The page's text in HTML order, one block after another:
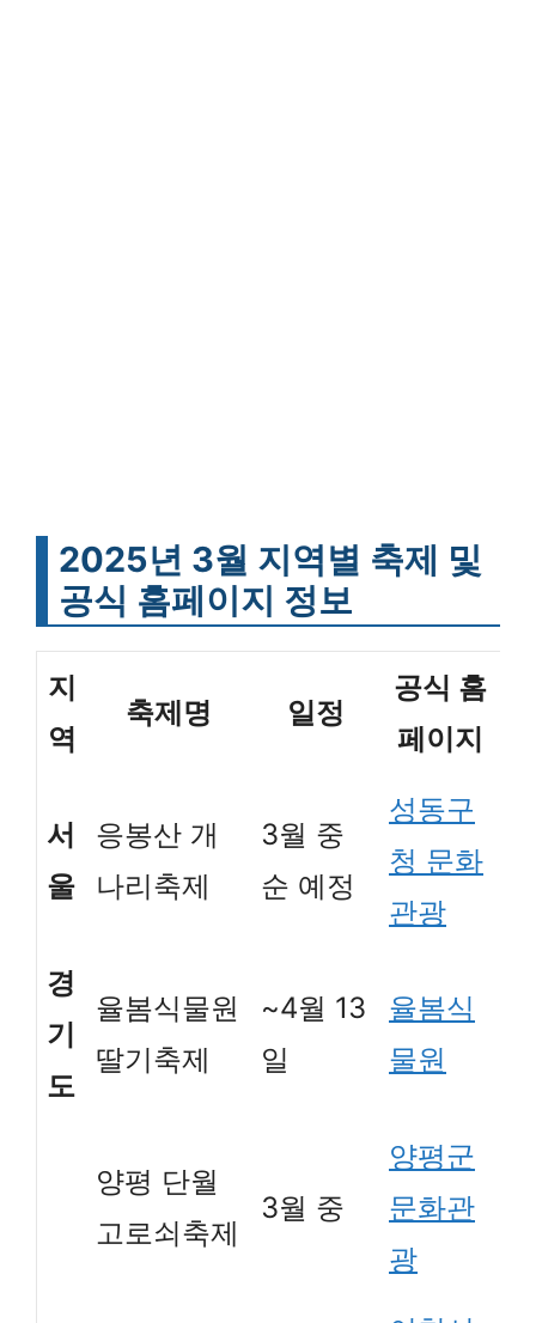
2025년 3월 지역별 축제 및
공식 홈페이지 정보
지
역
축제명 일정
공식 홈
페이지
서
울
응봉산 개
나리축제
3월 중
순 예정
성동구
청 문화
관광
경
기
도
율봄식물원
딸기축제
~4월 13
일
율봄식
물원
양평 단월
고로쇠축제
3월 중
양평군
문화관
광